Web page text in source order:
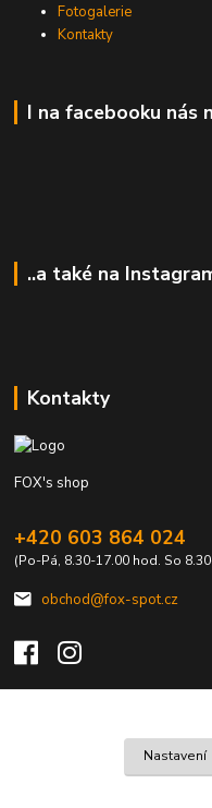
Fotogalerie
Kontakty
I na facebooku nás
..a také na
Kontakty
FOX's shop
+420 603 864 024
(Po-Pá, 8.30-17.00 hod. So
obchod@fox-spot.cz
Nastavení